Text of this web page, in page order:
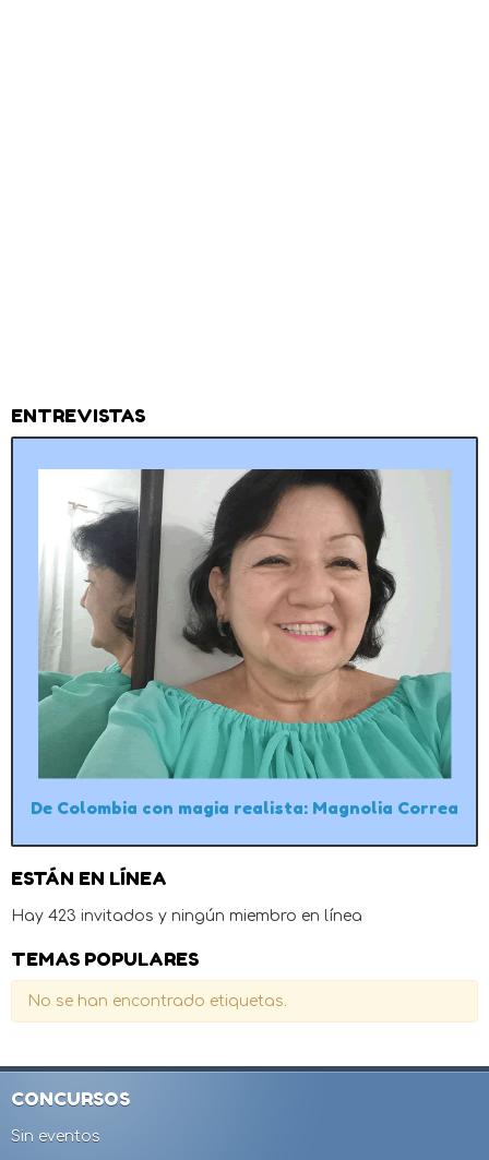
ENTREVISTAS
De Colombia con magia realista: Magnolia Correa
ESTÁN EN LÍNEA
Hay 423 invitados y ningún miembro en línea
TEMAS POPULARES
No se han encontrado etiquetas.
CONCURSOS
Sin eventos